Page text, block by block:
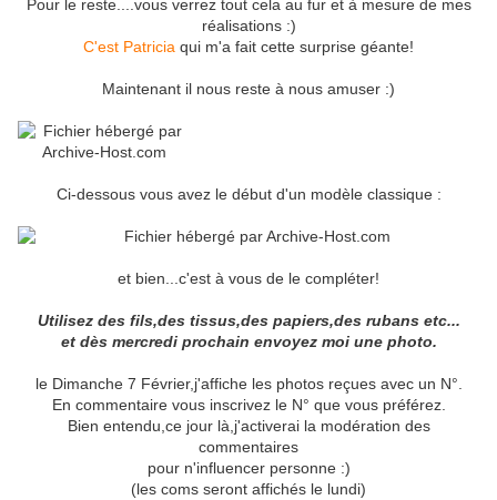
Pour le reste....vous verrez tout cela au fur et à mesure de mes
réalisations :)
C'est Patricia qui m'a fait cette surprise géante!
Maintenant il nous reste à nous amuser :)
Ci-dessous vous avez le début d'un modèle classique :
et bien...c'est à vous de le compléter!
Utilisez des fils,des tissus,des papiers,des rubans etc...
et dès mercredi prochain envoyez moi une photo.
le Dimanche 7 Février,j'affiche les photos reçues avec un N°.
En commentaire vous inscrivez le N° que vous préférez.
Bien entendu,ce jour là,j'activerai la modération des
commentaires
pour n'influencer personne :)
(les coms seront affichés le lundi)